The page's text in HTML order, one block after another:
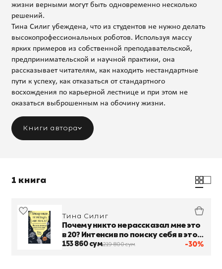
жизни верными могут быть одновременно несколько
решений.
Тина Силиг убеждена, что из студентов не нужно делать
высокопрофессиональных роботов. Используя массу
ярких примеров из собственной преподавательской,
предпринимательской и научной практики, она
рассказывает читателям, как находить нестандартные
пути к успеху, как отказаться от стандартного
восхождения по карьерной лестнице и при этом не
оказаться выброшенным на обочину жизни.
Книги автора
1 книга
-30%
Тина Силиг
Почему никто не рассказал мне это
в 20? Интенсив по поиску себя в этом
мире
153 860 сум219 800 сум